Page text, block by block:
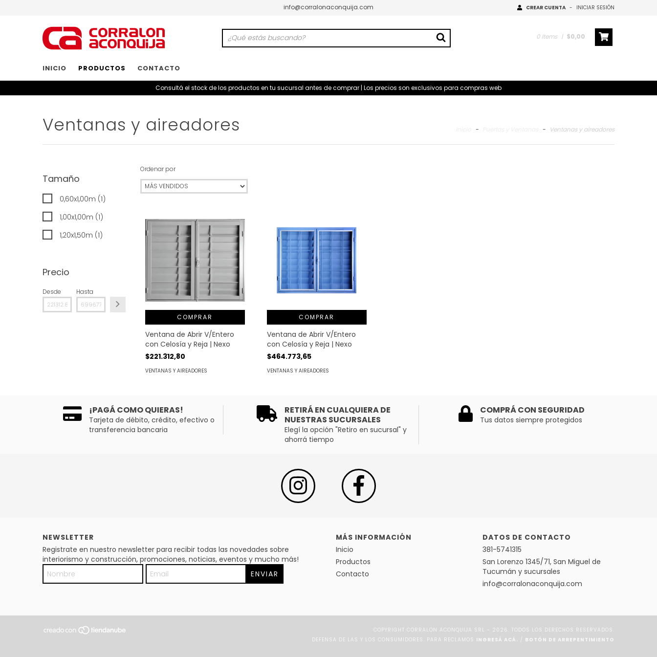
info@corralonaconquija.com CREAR CUENTA - INICIAR SESIÓN
0 Items | $0,00
INICIO PRODUCTOS CONTACTO
Consultá el stock de los productos en tu sucursal antes de comprar | Los precios son exclusivos para compras web
Ventanas y aireadores - - Ventanas y aireadores
Tamaño
0,60x1,00m (1)
1,00x1,00m (1)
1,20x1,50m (1)
Precio
Desde Hasta
Ordenar por
COMPRAR
Ventana de Abrir V/Entero
con Celosía y Reja | Nexo
$221.312,80
VENTANAS Y AIREADORES
COMPRAR
Ventana de Abrir V/Entero
con Celosía y Reja | Nexo
$464.773,65
VENTANAS Y AIREADORES
¡PAGÁ COMO QUIERAS!
Tarjeta de débito, crédito, efectivo o
transferencia bancaria
RETIRÁ EN CUALQUIERA DE
NUESTRAS SUCURSALES
Elegí la opción "Retiro en sucursal" y
ahorrá tiempo
COMPRÁ CON SEGURIDAD
Tus datos siempre protegidos
NEWSLETTER
Registrate en nuestro newsletter para recibir todas las novedades sobre
interiorismo y construcción, promociones, noticias, eventos y mucho más!
MÁS INFORMACIÓN
Inicio
Productos
Contacto
DATOS DE CONTACTO
381-5741315
San Lorenzo 1345/71, San Miguel de
Tucumán y sucursales
info@corralonaconquija.com
COPYRIGHT CORRALON ACONQUIJA SRL - 2026. TODOS LOS DERECHOS RESERVADOS.
DEFENSA DE LAS Y LOS CONSUMIDORES. PARA RECLAMOS INGRESÁ ACÁ. / BOTÓN DE ARREPENTIMIENTO